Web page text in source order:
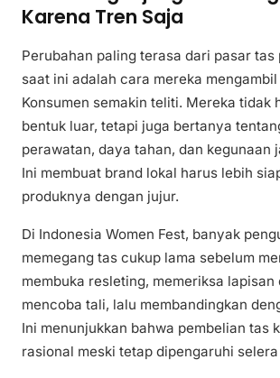
Karena Tren Saja
Perubahan paling terasa dari pasar tas
saat ini adalah cara mereka
Konsumen semakin teliti. Mereka tidak
bentuk luar, tetapi juga bertanya
perawatan, daya tahan, dan kegunaan
Ini membuat brand lokal harus lebih
produknya dengan jujur.
Di Indonesia Women Fest, banyak
memegang tas cukup lama sebelum
membuka resleting, memeriksa lapisan
mencoba tali, lalu membandingkan
Ini menunjukkan bahwa pembelian tas
rasional meski tetap dipengaruhi